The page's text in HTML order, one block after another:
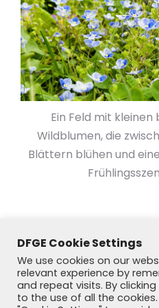
Ein Feld mit
Wildblumen, die
Blättern blühen und
DFGE Cookie Settings
We use cookies on our
relevant experience by
and repeat visits. By
to the use of all the